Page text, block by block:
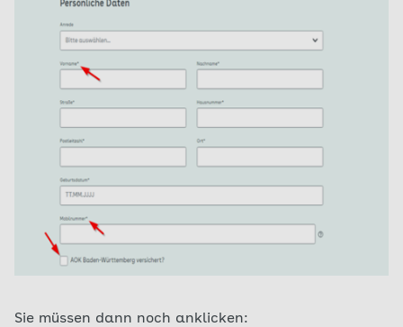
Sie müssen dann noch anklicken: